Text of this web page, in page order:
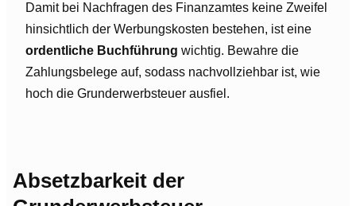
Damit bei Nachfragen des Finanzamtes keine Zweifel
hinsichtlich der Werbungskosten bestehen, ist eine
ordentliche Buchführung wichtig. Bewahre die
Zahlungsbelege auf, sodass nachvollziehbar ist, wie
hoch die Grunderwerbsteuer ausfiel.
Absetzbarkeit der